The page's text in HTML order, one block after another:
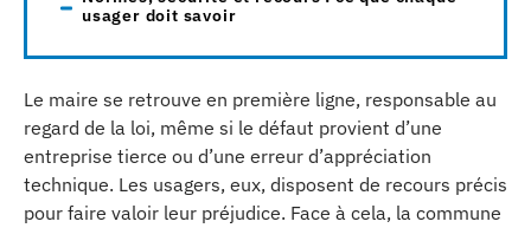
usager doit savoir
Le maire se retrouve en première ligne, responsable au
regard de la loi, même si le défaut provient d’une
entreprise tierce ou d’une erreur d’appréciation
technique. Les usagers, eux, disposent de recours précis
pour faire valoir leur préjudice. Face à cela, la commune